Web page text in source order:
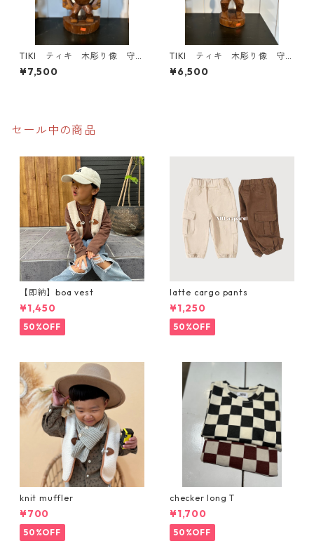
TIKI ティキ 木彫り像 守り
神 魔除け お守り
¥7,500
TIKI ティキ 木彫り像 守り
神 魔除け お守り
¥6,500
セール中の商品
【即納】boa vest
¥1,450
50%OFF
latte cargo pants
¥1,250
50%OFF
knit muffler
¥700
50%OFF
checker long T
¥1,700
50%OFF